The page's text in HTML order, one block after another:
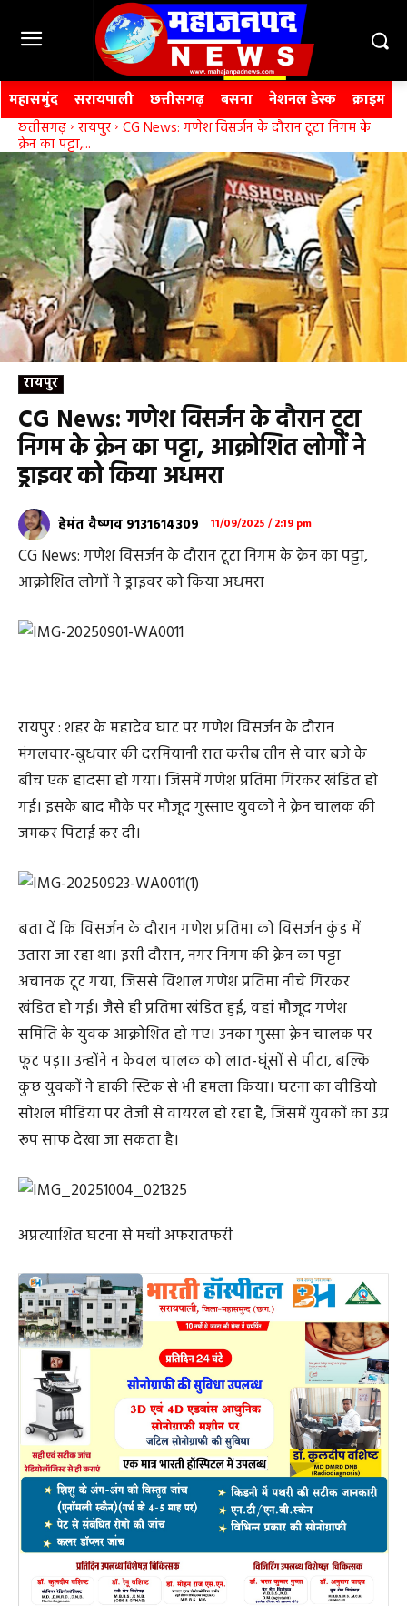
महासमुंद सरायपाली छत्तीसगढ़ बसना नेशनल डेस्क क्राइम
छत्तीसगढ़ रायपुर CG News: गणेश विसर्जन के दौरान टूटा निगम के
क्रेन का पट्टा,...
रायपुर
CG News: गणेश विसर्जन के दौरान टूटा
निगम के क्रेन का पट्टा, आक्रोशित लोगों ने
ड्राइवर को किया अधमरा
हेमंत वैष्णव 9131614309 11/09/2025 / 2:19 pm
CG News: गणेश विसर्जन के दौरान टूटा निगम के क्रेन का पट्टा,
आक्रोशित लोगों ने ड्राइवर को किया अधमरा
रायपुर : शहर के महादेव घाट पर गणेश विसर्जन के दौरान
मंगलवार-बुधवार की दरमियानी रात करीब तीन से चार बजे के
बीच एक हादसा हो गया। जिसमें गणेश प्रतिमा गिरकर खंडित हो
गई। इसके बाद मौके पर मौजूद गुस्साए युवकों ने क्रेन चालक की
जमकर पिटाई कर दी।
बता दें कि विसर्जन के दौरान गणेश प्रतिमा को विसर्जन कुंड में
उतारा जा रहा था। इसी दौरान, नगर निगम की क्रेन का पट्टा
अचानक टूट गया, जिससे विशाल गणेश प्रतिमा नीचे गिरकर
खंडित हो गई। जैसे ही प्रतिमा खंडित हुई, वहां मौजूद गणेश
समिति के युवक आक्रोशित हो गए। उनका गुस्सा क्रेन चालक पर
फूट पड़ा। उन्होंने न केवल चालक को लात-घूंसों से पीटा, बल्कि
कुछ युवकों ने हाकी स्टिक से भी हमला किया। घटना का वीडियो
सोशल मीडिया पर तेजी से वायरल हो रहा है, जिसमें युवकों का उग्र
रूप साफ देखा जा सकता है।
अप्रत्याशित घटना से मची अफरातफरी